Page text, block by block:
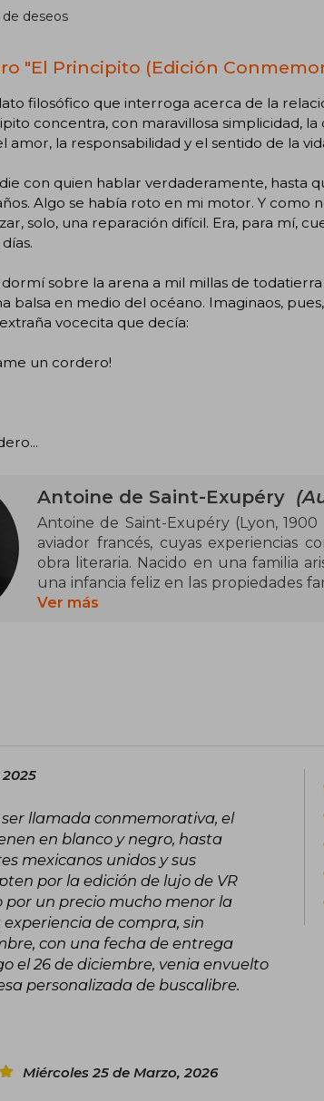
deseos
"El Principito (Edición
filosófico que interroga acerca de la
concentra, con maravillosa simplicidad,
amor, la responsabilidad y el sentido de la
con quien hablar verdaderamente, hasta
Algo se había roto en mi motor. Y como
solo, una reparación difícil. Era, para mí,
sobre la arena a mil millas de
balsa en medio del océano. Imaginaos,
vocecita que decía:
un cordero!
Antoine de Saint-Exupéry
Antoine de Saint-Exupéry (Lyon,
aviador francés, cuyas experiencias
obra literaria. Nacido en una familia
una infancia feliz en las propiedades
cuatro años. Su madre, una mujer
un relato filosófico y poético que se
Considerada una de las mejores
trasciende generaciones y
durante una misión de
literario que sigue inspirando a
Ver más
llamada conmemorativa, el
en blanco y negro, hasta
mexicanos unidos y sus
por la edición de lujo de VR
por un precio mucho menor la
de compra, sin
con una fecha de entrega
el 26 de diciembre, venia envuelto
personalizada de buscalibre.
Miércoles 25 de Marzo, 2026